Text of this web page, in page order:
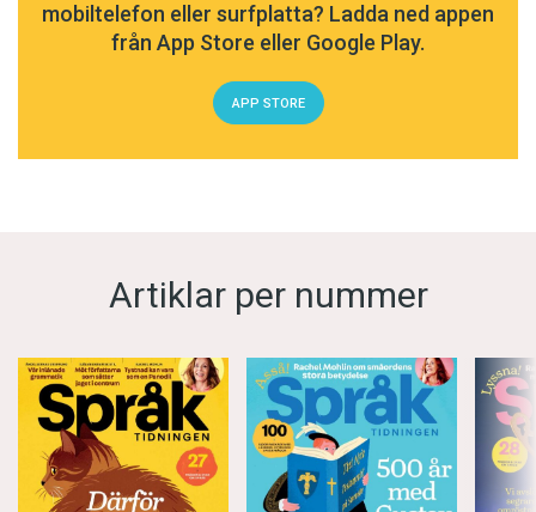
mobiltelefon eller surfplatta? Ladda ned appen
från App Store eller Google Play.
APP STORE
Artiklar per nummer